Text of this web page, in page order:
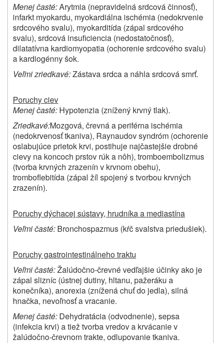
Menej časté:Arytmia (nepravidelná srdcová činnosť),
infarkt myokardu, myokardiálna ischémia (nedokrvenie
srdcového svalu), myokarditída (zápal srdcového
svalu), srdcová insuficiencia (nedostatočnosť),
dilatatívna kardiomyopatia (ochorenie srdcového svalu)
a kardiogénny šok.
Veľmi zriedkavé:Zástava srdca a náhla srdcová smrť.
Poruchy ciev
Menej časté: Hypotenzia (znížený krvný tlak).
Zriedkavé:Mozgová, črevná a periférna ischémia
(nedokrvenosť tkaniva), Raynaudov syndróm (ochorenie
oslabujúce prietok krvi, postihuje najčastejšie drobné
cievy na koncoch prstov rúk a nôh), tromboembolizmus
(tvorba krvných zrazenín v krvnom obehu),
tromboflebitída (zápal žíl spojený s tvorbou krvných
zrazenín).
Poruchy dýchacej sústavy, hrudníka a mediastína
Veľmi časté: Bronchospazmus (kŕč svalstva priedušiek).
Poruchy gastrointestinálneho traktu
Veľmi časté:Žalúdočno-črevné vedľajšie účinky ako je
zápal slizníc (ústnej dutiny, hltanu, pažeráku a
konečníka), anorexia (znížená chuť do jedla), silná
hnačka, nevoľnosť a vracanie.
Menej časté: Dehydratácia (odvodnenie), sepsa
(infekcia krvi) a tiež tvorba vredov a krvácanie v
žalúdočno-črevnom trakte, odlupovanie tkaniva.